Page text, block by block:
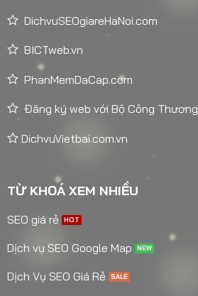
DichvuSEOgiareHaNoi.com
BICTweb.vn
PhanMemDaCap.com
Đăng ký web với Bộ Công Thương
DichvuVietbai.com.vn
TỪ KHOÁ XEM NHIỀU
SEO giá rẻ
Dịch vụ SEO Google Map
Dịch Vụ SEO Giá Rẻ